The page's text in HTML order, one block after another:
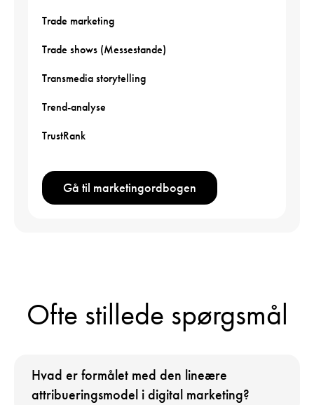
Trade marketing
Trade shows (Messestande)
Transmedia storytelling
Trend-analyse
TrustRank
Gå til marketingordbogen
Ofte stillede spørgsmål
Hvad er formålet med den lineære
attribueringsmodel i digital marketing?